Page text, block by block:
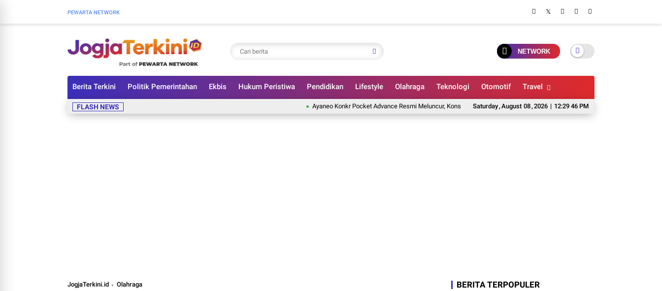
PEWARTA NETWORK
NETWORK
Berita Terkini Politik Pemerintahan Ekbis Hukum Peristiwa Pendidikan Lifestyle Olahraga Teknologi Otomotif Travel
Saturday,August 08,2026 | 12:29 47 PM
FLASH NEWS Ayaneo Konkr Pocket Advance Resmi Meluncur, Konsol Retro Android yang Bisa Emulasi Game PS2 Cara Membersihkan
JogjaTerkini.id Olahraga BERITA TERPOPULER